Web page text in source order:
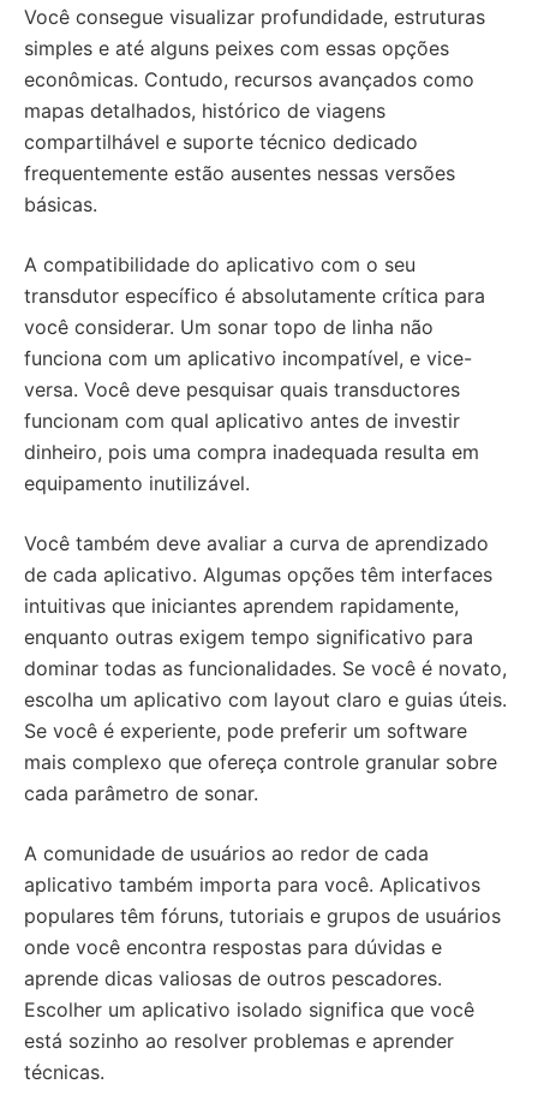
Você consegue visualizar profundidade, estruturas
simples e até alguns peixes com essas opções
econômicas. Contudo, recursos avançados como
mapas detalhados, histórico de viagens
compartilhável e suporte técnico dedicado
frequentemente estão ausentes nessas versões
básicas.
A compatibilidade do aplicativo com o seu
transdutor específico é absolutamente crítica para
você considerar. Um sonar topo de linha não
funciona com um aplicativo incompatível, e vice-
versa. Você deve pesquisar quais transductores
funcionam com qual aplicativo antes de investir
dinheiro, pois uma compra inadequada resulta em
equipamento inutilizável.
Você também deve avaliar a curva de aprendizado
de cada aplicativo. Algumas opções têm interfaces
intuitivas que iniciantes aprendem rapidamente,
enquanto outras exigem tempo significativo para
dominar todas as funcionalidades. Se você é novato,
escolha um aplicativo com layout claro e guias úteis.
Se você é experiente, pode preferir um software
mais complexo que ofereça controle granular sobre
cada parâmetro de sonar.
A comunidade de usuários ao redor de cada
aplicativo também importa para você. Aplicativos
populares têm fóruns, tutoriais e grupos de usuários
onde você encontra respostas para dúvidas e
aprende dicas valiosas de outros pescadores.
Escolher um aplicativo isolado significa que você
está sozinho ao resolver problemas e aprender
técnicas.